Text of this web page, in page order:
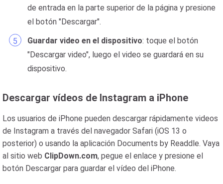
de entrada en la parte superior de la página y presione
el botón "Descargar".
Guardar video en el dispositivo: toque el botón
"Descargar video", luego el video se guardará en su
dispositivo.
Descargar vídeos de Instagram a iPhone
Los usuarios de iPhone pueden descargar rápidamente videos
de Instagram a través del navegador Safari (iOS 13 o
posterior) o usando la aplicación Documents by Readdle. Vaya
al sitio web ClipDown.com, pegue el enlace y presione el
botón Descargar para guardar el vídeo del iPhone.